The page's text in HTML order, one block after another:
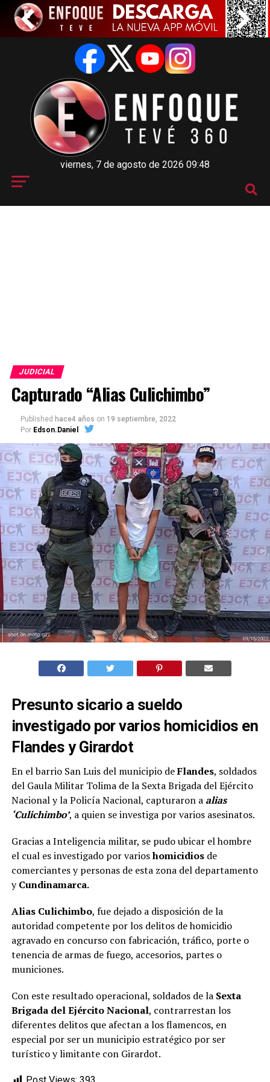
viernes, 7 de agosto de 2026 09:48
JUDICIAL
Capturado “Alias Culichimbo”
Published hace4 años on 19 septiembre, 2022
Por Edson.Daniel
Presunto sicario a sueldo
investigado por varios homicidios en
Flandes y Girardot
En el barrio San Luis del municipio deFlandes, soldados
del Gaula Militar Tolima de la Sexta Brigada del Ejército
Nacional y la Policía Nacional, capturaron a alias
‘Culichimbo’, a quien se investiga por varios asesinatos.
Gracias a Inteligencia militar, se pudo ubicar el hombre
el cual es investigado por varioshomicidiosde
comerciantes y personas de esta zona del departamento
yCundinamarca.
Alias Culichimbo, fue dejado a disposición de la
autoridad competente por los delitos de homicidio
agravado en concurso con fabricación, tráfico, porte o
tenencia de armas de fuego, accesorios, partes o
municiones.
Con este resultado operacional, soldados de la Sexta
Brigada del Ejército Nacional, contrarrestan los
diferentes delitos que afectan a los flamencos, en
especial por ser un municipio estratégico por ser
turístico y limitante con Girardot.